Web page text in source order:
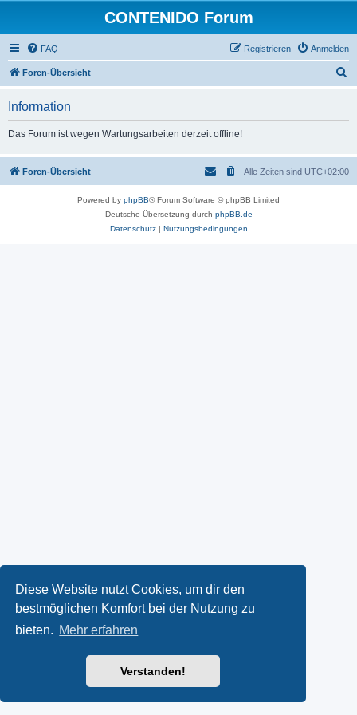
Diese Website nutzt Cookies, um dir den
bestmöglichen Komfort bei der Nutzung zu
bieten. Mehr erfahren
Verstanden!
CONTENIDO Forum
FAQ Anmelden
Registrieren
Foren-Übersicht
Information
Das Forum ist wegen Wartungsarbeiten derzeit offline!
Foren-Übersicht Alle Zeiten sind UTC+02:00
Powered by phpBB® Forum Software © phpBB Limited
Deutsche Übersetzung durch phpBB.de
Datenschutz| Nutzungsbedingungen